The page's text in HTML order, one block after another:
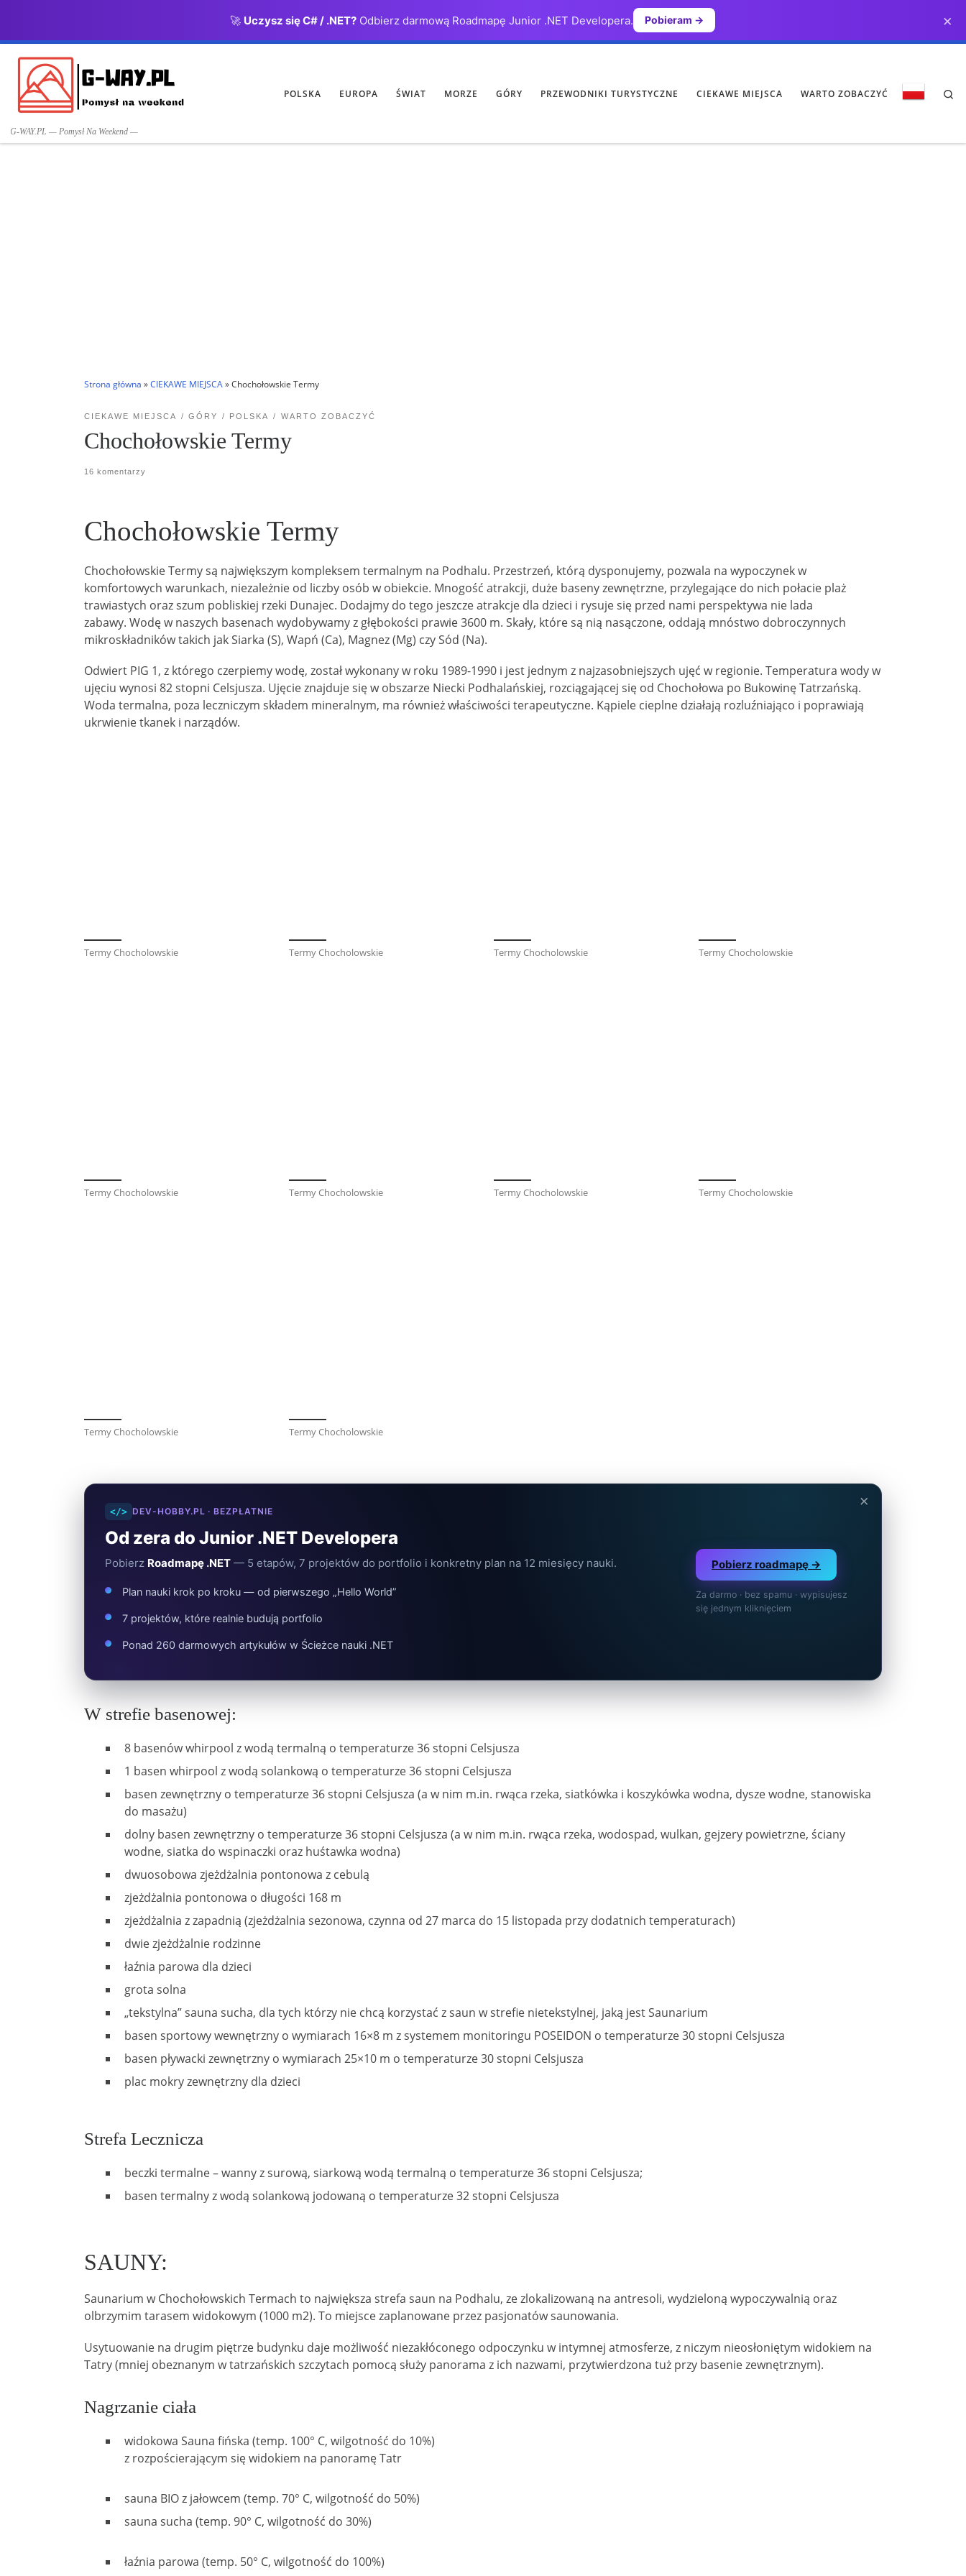
🚀 Uczysz się C# / .NET?Odbierz darmową Roadmapę Junior .NET Developera. Pobieram → ×
G-WAY.PL — Pomysł Na Weekend —
POLSKA EUROPA ŚWIAT MORZE GÓRY PRZEWODNIKI TURYSTYCZNE CIEKAWE MIEJSCA WARTO ZOBACZYĆ
Strona główna »CIEKAWE MIEJSCA»Chochołowskie Termy
CIEKAWE MIEJSCA GÓRY POLSKA WARTO ZOBACZYĆ
Chochołowskie Termy
16 komentarzy
Chochołowskie Termy
Chochołowskie Termy są największym kompleksem termalnym na Podhalu. Przestrzeń, którą dysponujemy, pozwala na wypoczynek w
komfortowych warunkach, niezależnie od liczby osób w obiekcie. Mnogość atrakcji, duże baseny zewnętrzne, przylegające do nich połacie plaż
trawiastych oraz szum pobliskiej rzeki Dunajec. Dodajmy do tego jeszcze atrakcje dla dzieci i rysuje się przed nami perspektywa nie lada
zabawy. Wodę w naszych basenach wydobywamy z głębokości prawie 3600 m. Skały, które są nią nasączone, oddają mnóstwo dobroczynnych
mikroskładników takich jak Siarka (S), Wapń (Ca), Magnez (Mg) czy Sód (Na).
Odwiert PIG 1, z którego czerpiemy wodę, został wykonany w roku 1989-1990 i jest jednym z najzasobniejszych ujęć w regionie. Temperatura wody w
ujęciu wynosi 82 stopni Celsjusza. Ujęcie znajduje się w obszarze Niecki Podhalańskiej, rozciągającej się od Chochołowa po Bukowinę Tatrzańską.
Woda termalna, poza leczniczym składem mineralnym, ma również właściwości terapeutyczne. Kąpiele cieplne działają rozluźniająco i poprawiają
ukrwienie tkanek i narządów.
Termy Chocholowskie Termy Chocholowskie Termy Chocholowskie Termy Chocholowskie
Termy Chocholowskie Termy Chocholowskie Termy Chocholowskie Termy Chocholowskie
Termy Chocholowskie Termy Chocholowskie
×
</> DEV-HOBBY.PL · BEZPŁATNIE
Od zera do Junior .NET Developera
Pobierz Roadmapę .NET — 5 etapów, 7 projektów do portfolio i konkretny plan na 12 miesięcy nauki.
Plan nauki krok po kroku — od pierwszego „Hello World”
7 projektów, które realnie budują portfolio
Ponad 260 darmowych artykułów w Ścieżce nauki .NET
Pobierz roadmapę →
Za darmo · bez spamu · wypisujesz
się jednym kliknięciem
W strefie basenowej:
8 basenów whirpool z wodą termalną o temperaturze 36 stopni Celsjusza
1 basen whirpool z wodą solankową o temperaturze 36 stopni Celsjusza
basen zewnętrzny o temperaturze 36 stopni Celsjusza (a w nim m.in. rwąca rzeka, siatkówka i koszykówka wodna, dysze wodne, stanowiska
do masażu)
dolny basen zewnętrzny o temperaturze 36 stopni Celsjusza (a w nim m.in. rwąca rzeka, wodospad, wulkan, gejzery powietrzne, ściany
wodne, siatka do wspinaczki oraz huśtawka wodna)
dwuosobowa zjeżdżalnia pontonowa z cebulą
zjeżdżalnia pontonowa o długości 168 m
zjeżdżalnia z zapadnią (zjeżdżalnia sezonowa, czynna od 27 marca do 15 listopada przy dodatnich temperaturach)
dwie zjeżdżalnie rodzinne
łaźnia parowa dla dzieci
grota solna
„tekstylna” sauna sucha, dla tych którzy nie chcą korzystać z saun w strefie nietekstylnej, jaką jest Saunarium
basen sportowy wewnętrzny o wymiarach 16×8 m z systemem monitoringu POSEIDON o temperaturze 30 stopni Celsjusza
basen pływacki zewnętrzny o wymiarach 25×10 m o temperaturze 30 stopni Celsjusza
plac mokry zewnętrzny dla dzieci
Strefa Lecznicza
beczki termalne – wanny z surową, siarkową wodą termalną o temperaturze 36 stopni Celsjusza;
basen termalny z wodą solankową jodowaną o temperaturze 32 stopni Celsjusza
SAUNY:
Saunarium w Chochołowskich Termach to największa strefa saun na Podhalu, ze zlokalizowaną na antresoli, wydzieloną wypoczywalnią oraz
olbrzymim tarasem widokowym (1000 m2). To miejsce zaplanowane przez pasjonatów saunowania.
Usytuowanie na drugim piętrze budynku daje możliwość niezakłóconego odpoczynku w intymnej atmosferze, z niczym nieosłoniętym widokiem na
Tatry (mniej obeznanym w tatrzańskich szczytach pomocą służy panorama z ich nazwami, przytwierdzona tuż przy basenie zewnętrznym).
Nagrzanie ciała
widokowa Sauna fińska (temp. 100° C, wilgotność do 10%)
z rozpościerającym się widokiem na panoramę Tatr
sauna BIO z jałowcem (temp. 70° C, wilgotność do 50%)
sauna sucha (temp. 90° C, wilgotność do 30%)
łaźnia parowa (temp. 50° C, wilgotność do 100%)